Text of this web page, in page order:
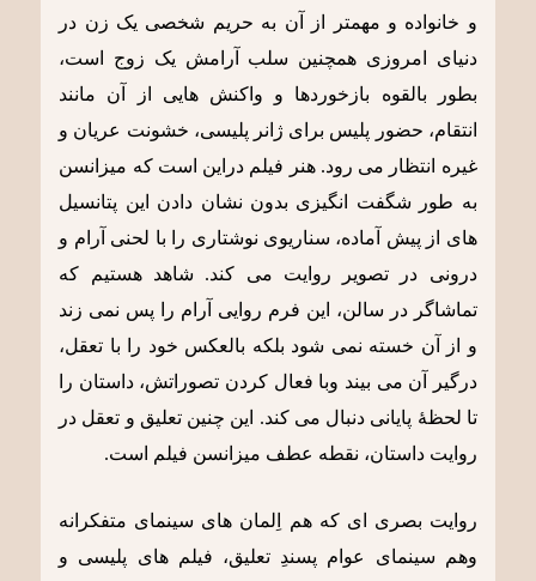
و خانواده و مهمتر از آن به حریم شخصی یک زن در
دنیای امروزی همچنین سلب آرامش یک زوج است،
بطور بالقوه بازخوردها و واکنش هایی از آن مانند
انتقام، حضور پلیس برای ژانر پلیسی، خشونت عریان و
غیره انتظار می رود. هنر فیلم دراین است که میزانسن
به طور شگفت انگیزی بدون نشان دادن این پتانسیل
های از پیش آماده، سناریوی نوشتاری را با لحنی آرام و
درونی در تصویر روایت می کند. شاهد هستیم که
تماشاگر در سالن، این فرم روایی آرام را پس نمی زند
و از آن خسته نمی شود بلکه بالعکس خود را با تعقل،
درگیر آن می بیند وبا فعال کردن تصوراتش، داستان را
تا لحظۀ پایانی دنبال می کند. این چنین تعلیق و تعقل در
روایت داستان، نقطه عطف میزانسن فیلم است.
روایت بصری ای که هم اِلمان های سینمای متفکرانه
وهم سینمای عوام پسندِ تعلیق، فیلم های پلیسی و